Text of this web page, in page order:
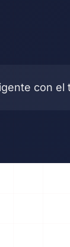
con el